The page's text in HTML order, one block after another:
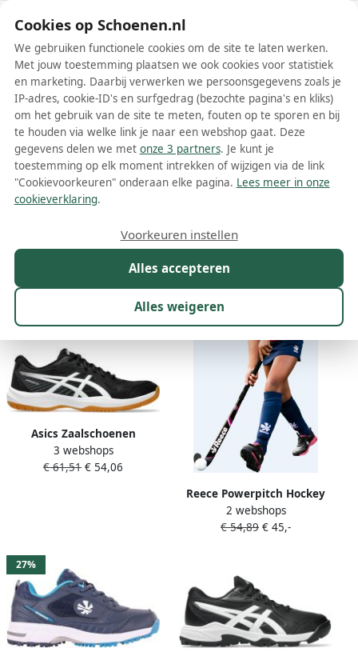
Schoenen.nl
Wis filters Alle filters
Hockeyschoenen
Hockeyschoenen kopen? Misschien wel het belangrijkste deel van je
sportoutfit, waarmee je op het veld de beste prestaties levert.
dat je even moet laten zien wat je waard bent. Of juist voor op de
langere termijn, met een paar schoenen waar je zonder
problemen uren op kunt blijven spelen. Ontdek het aanbod uit
meer dan 100 (web)winkels, dat we online voor je bij elkaar
Model Kleur
12%
Asics Zaalschoenen
UPCOURT 6 voor
binnensport
3 webshops
€ 61,51 € 54,06
18%
Reece Powerpitch Hockey
Shoe Outdoor
Hockeyschoenen
2 webshops
€ 54,89 € 45,-
27%
Cookies op Schoenen.nl
We gebruiken functionele cookies om de site te laten werken.
Met jouw toestemming plaatsen we ook cookies voor statistiek
en marketing. Daarbij verwerken we persoonsgegevens zoals je
IP-adres, cookie-ID's en surfgedrag (bezochte pagina's en kliks)
om het gebruik van de site te meten, fouten op te sporen en bij
te houden via welke link je naar een webshop gaat. Deze
gegevens delen we met onze 3 partners. Je kunt je
toestemming op elk moment intrekken of wijzigen via de link
"Cookievoorkeuren" onderaan elke pagina. Lees meer in onze
cookieverklaring.
Alles accepteren
Alles weigeren
Voorkeuren instellen